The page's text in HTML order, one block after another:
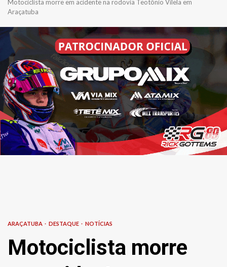
Motociclista morre em acidente na rodovia Teotônio Vilela em
Araçatuba
ARAÇATUBA DESTAQUE NOTÍCIAS
Motociclista morre